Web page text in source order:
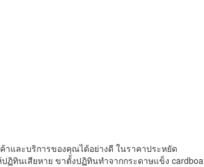
และบริการของคุณได้อย่างดี ในราคาประหยัด
ทินเสียหาย ขาตั้งปฏิทินทำจากกระดาษแข็ง